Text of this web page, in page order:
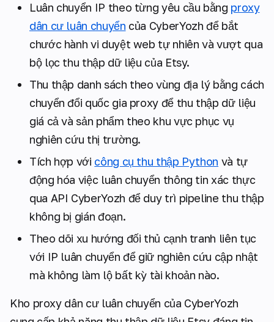
Luân chuyển IP theo từng yêu cầu bằng proxy
dân cư luân chuyển của CyberYozh để bắt
chước hành vi duyệt web tự nhiên và vượt qua
bộ lọc thu thập dữ liệu của Etsy.
Thu thập danh sách theo vùng địa lý bằng cách
chuyển đổi quốc gia proxy để thu thập dữ liệu
giá cả và sản phẩm theo khu vực phục vụ
nghiên cứu thị trường.
Tích hợp với công cụ thu thập Python và tự
động hóa việc luân chuyển thông tin xác thực
qua API CyberYozh để duy trì pipeline thu thập
không bị gián đoạn.
Theo dõi xu hướng đối thủ cạnh tranh liên tục
với IP luân chuyển để giữ nghiên cứu cập nhật
mà không làm lộ bất kỳ tài khoản nào.
Kho proxy dân cư luân chuyển của CyberYozh